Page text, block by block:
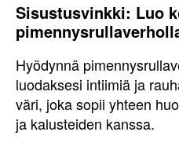
Sisustusvinkki: Luo
Hyödynnä
luodaksesi intiimiä ja
väri, joka sopii yhteen
ja kalusteiden kanssa.